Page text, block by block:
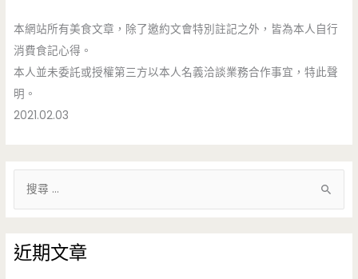
本網站所有美食文章，除了邀約文會特別註記之外，皆為本人自行
消費食記心得。
本人並未委託或授權第三方以本人名義洽談業務合作事宜，特此聲
明。
2021.02.03
鍵
字
近期文章